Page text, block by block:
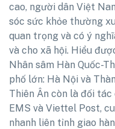
cao, người dân Việt
sóc sức khỏe thường
quan trọng và có ý
và cho xã hội. Hiểu
Nhân sâm Hàn Quốc-
phố lớn: Hà Nội và
Thiên Ân còn là đối
EMS và Viettel Post,
nhanh liên tỉnh giao